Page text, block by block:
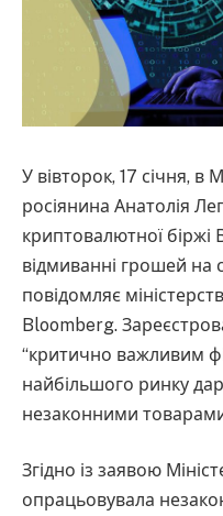
У вівторок, 17 січня,
росіянина Анатолія
криптовалютної біржі
відмиванні грошей
повідомляє
Bloomberg.
“критично важливим
найбільшого ринку
незаконними
Згідно із заявою
опрацьовувала